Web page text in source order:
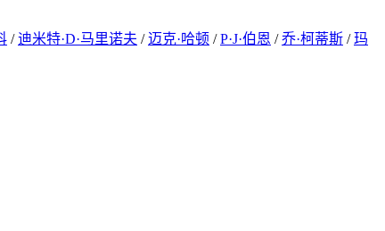
/迪米特·D·马里诺夫 /迈克·哈顿 /P·J·伯恩 /乔·柯蒂斯 /玛